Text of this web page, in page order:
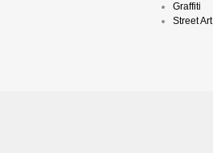
Graffiti
Street Art